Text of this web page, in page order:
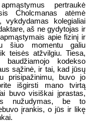
pertraukė
Cholcmanas atėmė
vykdydamas kolegialiai
aš ne gydytojas ir
apie fizinį ir
šiuo momentu galiu
teisės atžvilgiu. Tiesa,
kodekso
sąžinė, ir tai, kad jūsų
prisipažinimu, buvo jo
išgirsti mano tvirtą
buvo visiškai įprastas,
nužudymas, be to
įrankis, o jūs ir likę